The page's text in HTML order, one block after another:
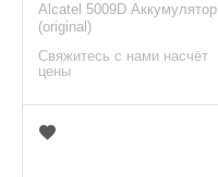
Alcatel 5009D Аккумулятор
(original)
Свяжитесь с нами насчёт
цены